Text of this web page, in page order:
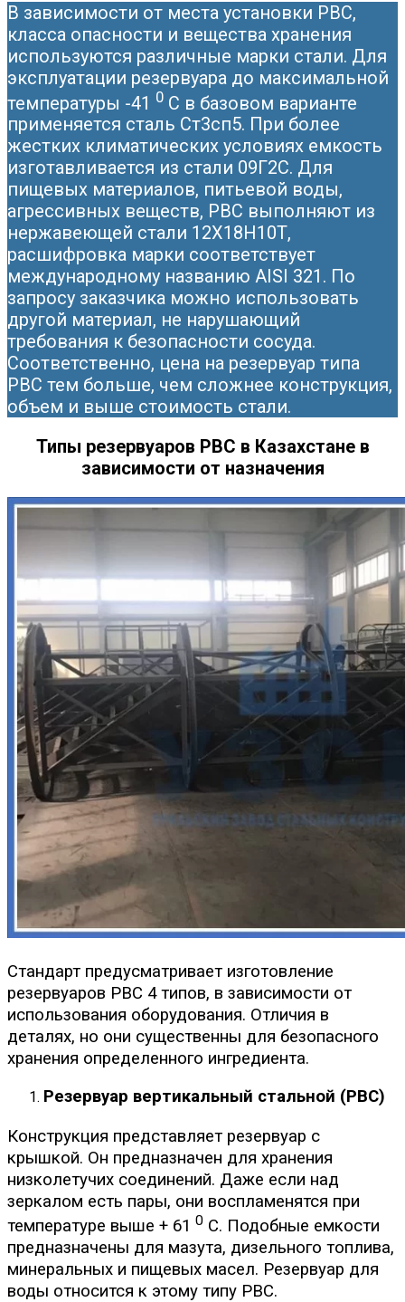
В зависимости от места установки РВС,
класса опасности и вещества хранения
используются различные марки стали. Для
эксплуатации резервуара до максимальной
температуры -41 0 С в базовом варианте
применяется сталь Ст3сп5. При более
жестких климатических условиях емкость
изготавливается из стали 09Г2С. Для
пищевых материалов, питьевой воды,
агрессивных веществ, РВС выполняют из
нержавеющей стали 12Х18Н10Т,
расшифровка марки соответствует
международному названию AISI 321. По
запросу заказчика можно использовать
другой материал, не нарушающий
требования к безопасности сосуда.
Соответственно, цена на резервуар типа
РВС тем больше, чем сложнее конструкция,
объем и выше стоимость стали.
Типы резервуаров РВС в Казахстане в
зависимости от назначения
Стандарт предусматривает изготовление
резервуаров РВС 4 типов, в зависимости от
использования оборудования. Отличия в
деталях, но они существенны для безопасного
хранения определенного ингредиента.
Резервуар вертикальный стальной (РВС)
Конструкция представляет резервуар с
крышкой. Он предназначен для хранения
низколетучих соединений. Даже если над
зеркалом есть пары, они воспламенятся при
температуре выше + 61 0 С. Подобные емкости
предназначены для мазута, дизельного топлива,
минеральных и пищевых масел. Резервуар для
воды относится к этому типу РВС.